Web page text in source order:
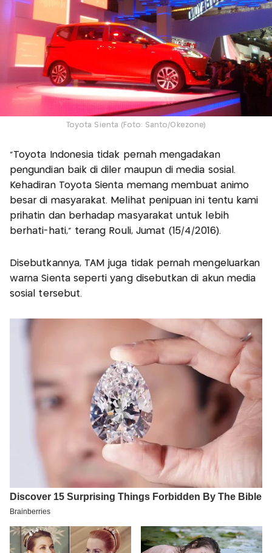
Toyota Sienta (Foto: Santo/Okezone)
"Toyota Indonesia tidak pernah mengadakan
pengundian baik di diler maupun di media sosial.
Kehadiran Toyota Sienta memang membuat animo
besar di masyarakat. Melihat penipuan ini tentu kami
prihatin dan berhadap masyarakat untuk lebih
berhati-hati," terang Rouli, Jumat (15/4/2016).
Disebutkannya, TAM juga tidak pernah mengeluarkan
warna Sienta seperti yang disebutkan di akun media
sosial tersebut.